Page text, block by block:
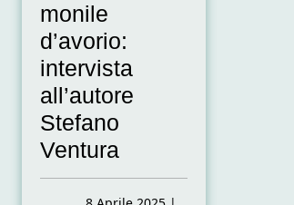
monile
d’avorio:
intervista
all’autore
Stefano
Ventura